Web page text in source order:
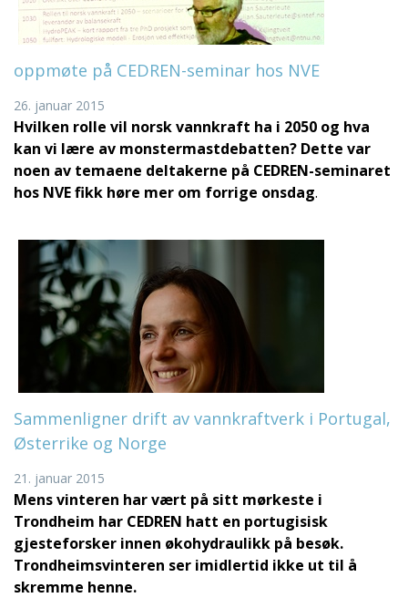
oppmøte på CEDREN-seminar hos NVE
26. januar 2015
Hvilken rolle vil norsk vannkraft ha i 2050 og hva
kan vi lære av monstermastdebatten? Dette var
noen av temaene deltakerne på CEDREN-seminaret
hos NVE fikk høre mer om forrige onsdag.
Sammenligner drift av vannkraftverk i Portugal,
Østerrike og Norge
21. januar 2015
Mens vinteren har vært på sitt mørkeste i
Trondheim har CEDREN hatt en portugisisk
gjesteforsker innen økohydraulikk på besøk.
Trondheimsvinteren ser imidlertid ikke ut til å
skremme henne.